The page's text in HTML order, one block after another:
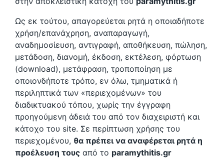
Ως εκ τούτου, απαγορεύεται ρητά η οποιαδήποτε
χρήση/επανάχρηση, αναπαραγωγή,
αναδημοσίευση, αντιγραφή, αποθήκευση, πώληση,
μετάδοση, διανομή, έκδοση, εκτέλεση, φόρτωση
(download), μετάφραση, τροποποίηση με
οποιονδήποτε τρόπο, εν όλω, τμηματικά ή
περιληπτικά των «περιεχομένων» του
διαδικτυακού τόπου, χωρίς την έγγραφη
προηγούμενη άδειά του από τον διαχειριστή και
κάτοχο του site. Σε περίπτωση χρήσης του
περιεχομένου, θα πρέπει να αναφέρεται ρητά η
προέλευση τους από το paramythitis.gr